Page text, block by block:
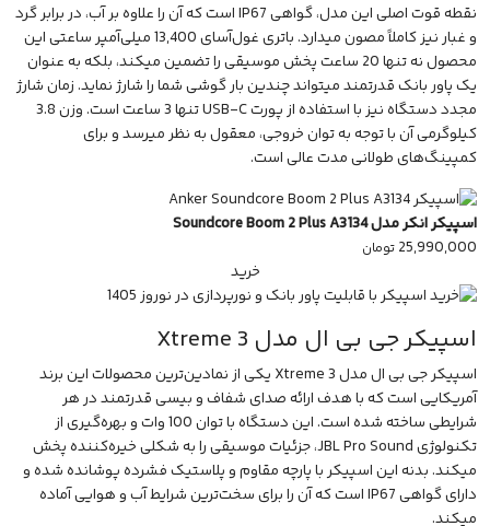
نقطه قوت اصلی این مدل، گواهی IP67 است که آن را علاوه بر آب، در برابر گرد
و غبار نیز کاملاً مصون میدارد. باتری غول‌آسای 13,400 میلی‌آمپر ساعتی این
محصول نه تنها 20 ساعت پخش موسیقی را تضمین میکند، بلکه به عنوان
یک پاور بانک قدرتمند میتواند چندین بار گوشی شما را شارژ نماید. زمان شارژ
مجدد دستگاه نیز با استفاده از پورت USB-C تنها 3 ساعت است. وزن 3.8
کیلوگرمی آن با توجه به توان خروجی، معقول به نظر میرسد و برای
کمپینگ‌های طولانی مدت عالی است.
اسپیکر انکر مدل Soundcore Boom 2 Plus A3134
25,990,000 تومان
خرید
اسپیکر جی بی ال مدل Xtreme 3
اسپیکر جی بی ال مدل Xtreme 3
یکی از نمادین‌ترین محصولات این برند
آمریکایی است که با هدف ارائه صدای شفاف و بیسی قدرتمند در هر
شرایطی ساخته شده است. این دستگاه با توان 100 وات و بهره‌گیری از
تکنولوژی
JBLPro Sound، جزئیات موسیقی را به شکلی خیره‌کننده پخش
میکند. بدنه این اسپیکر با پارچه مقاوم و پلاستیک فشرده پوشانده شده و
دارای گواهی IP67 است که آن را برای سخت‌ترین شرایط آب و هوایی آماده
میکند.